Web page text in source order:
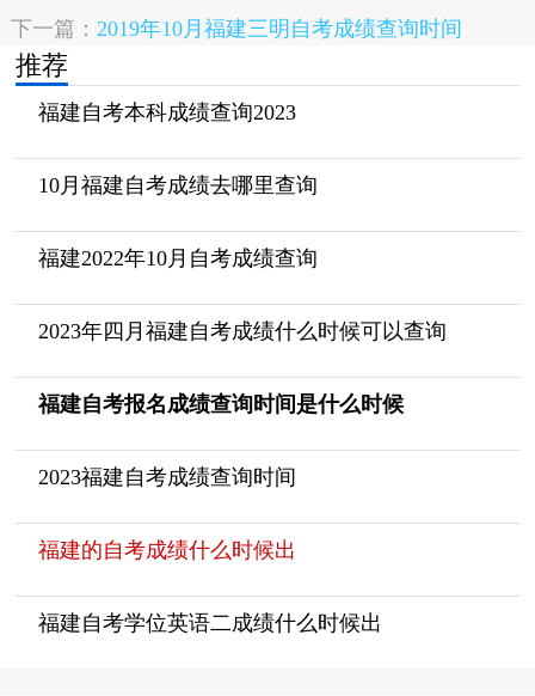
下一篇：2019年10月福建三明自考成绩查询时间
推荐
福建自考本科成绩查询2023
10月福建自考成绩去哪里查询
福建2022年10月自考成绩查询
2023年四月福建自考成绩什么时候可以查询
福建自考报名成绩查询时间是什么时候
2023福建自考成绩查询时间
福建的自考成绩什么时候出
福建自考学位英语二成绩什么时候出